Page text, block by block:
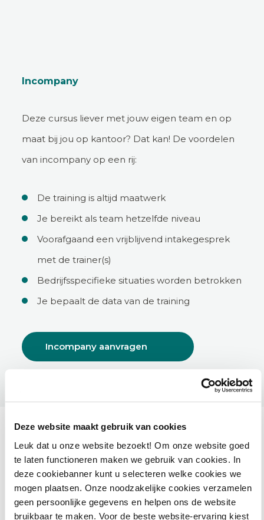
Deze website maakt gebruik van cookies
Leuk dat u onze website bezoekt! Om onze website goed
te laten functioneren maken we gebruik van cookies. In
deze cookiebanner kunt u selecteren welke cookies we
mogen plaatsen. Onze noodzakelijke cookies verzamelen
geen persoonlijke gegevens en helpen ons de website
bruikbaar te maken. Voor de beste website-ervaring kiest
Incompany
Deze cursus liever met jouw eigen team en op
maat bij jou op kantoor? Dat kan! De voordelen
van incompany op een rij:
De training is altijd maatwerk
Je bereikt als team hetzelfde niveau
Voorafgaand een vrijblijvend intakegesprek
met de trainer(s)
Bedrijfsspecifieke situaties worden betrokken
Je bepaalt de data van de training
Incompany aanvragen
Ook interessant voor jou
HAMIL voor gemeenten – Handhaving Milieu